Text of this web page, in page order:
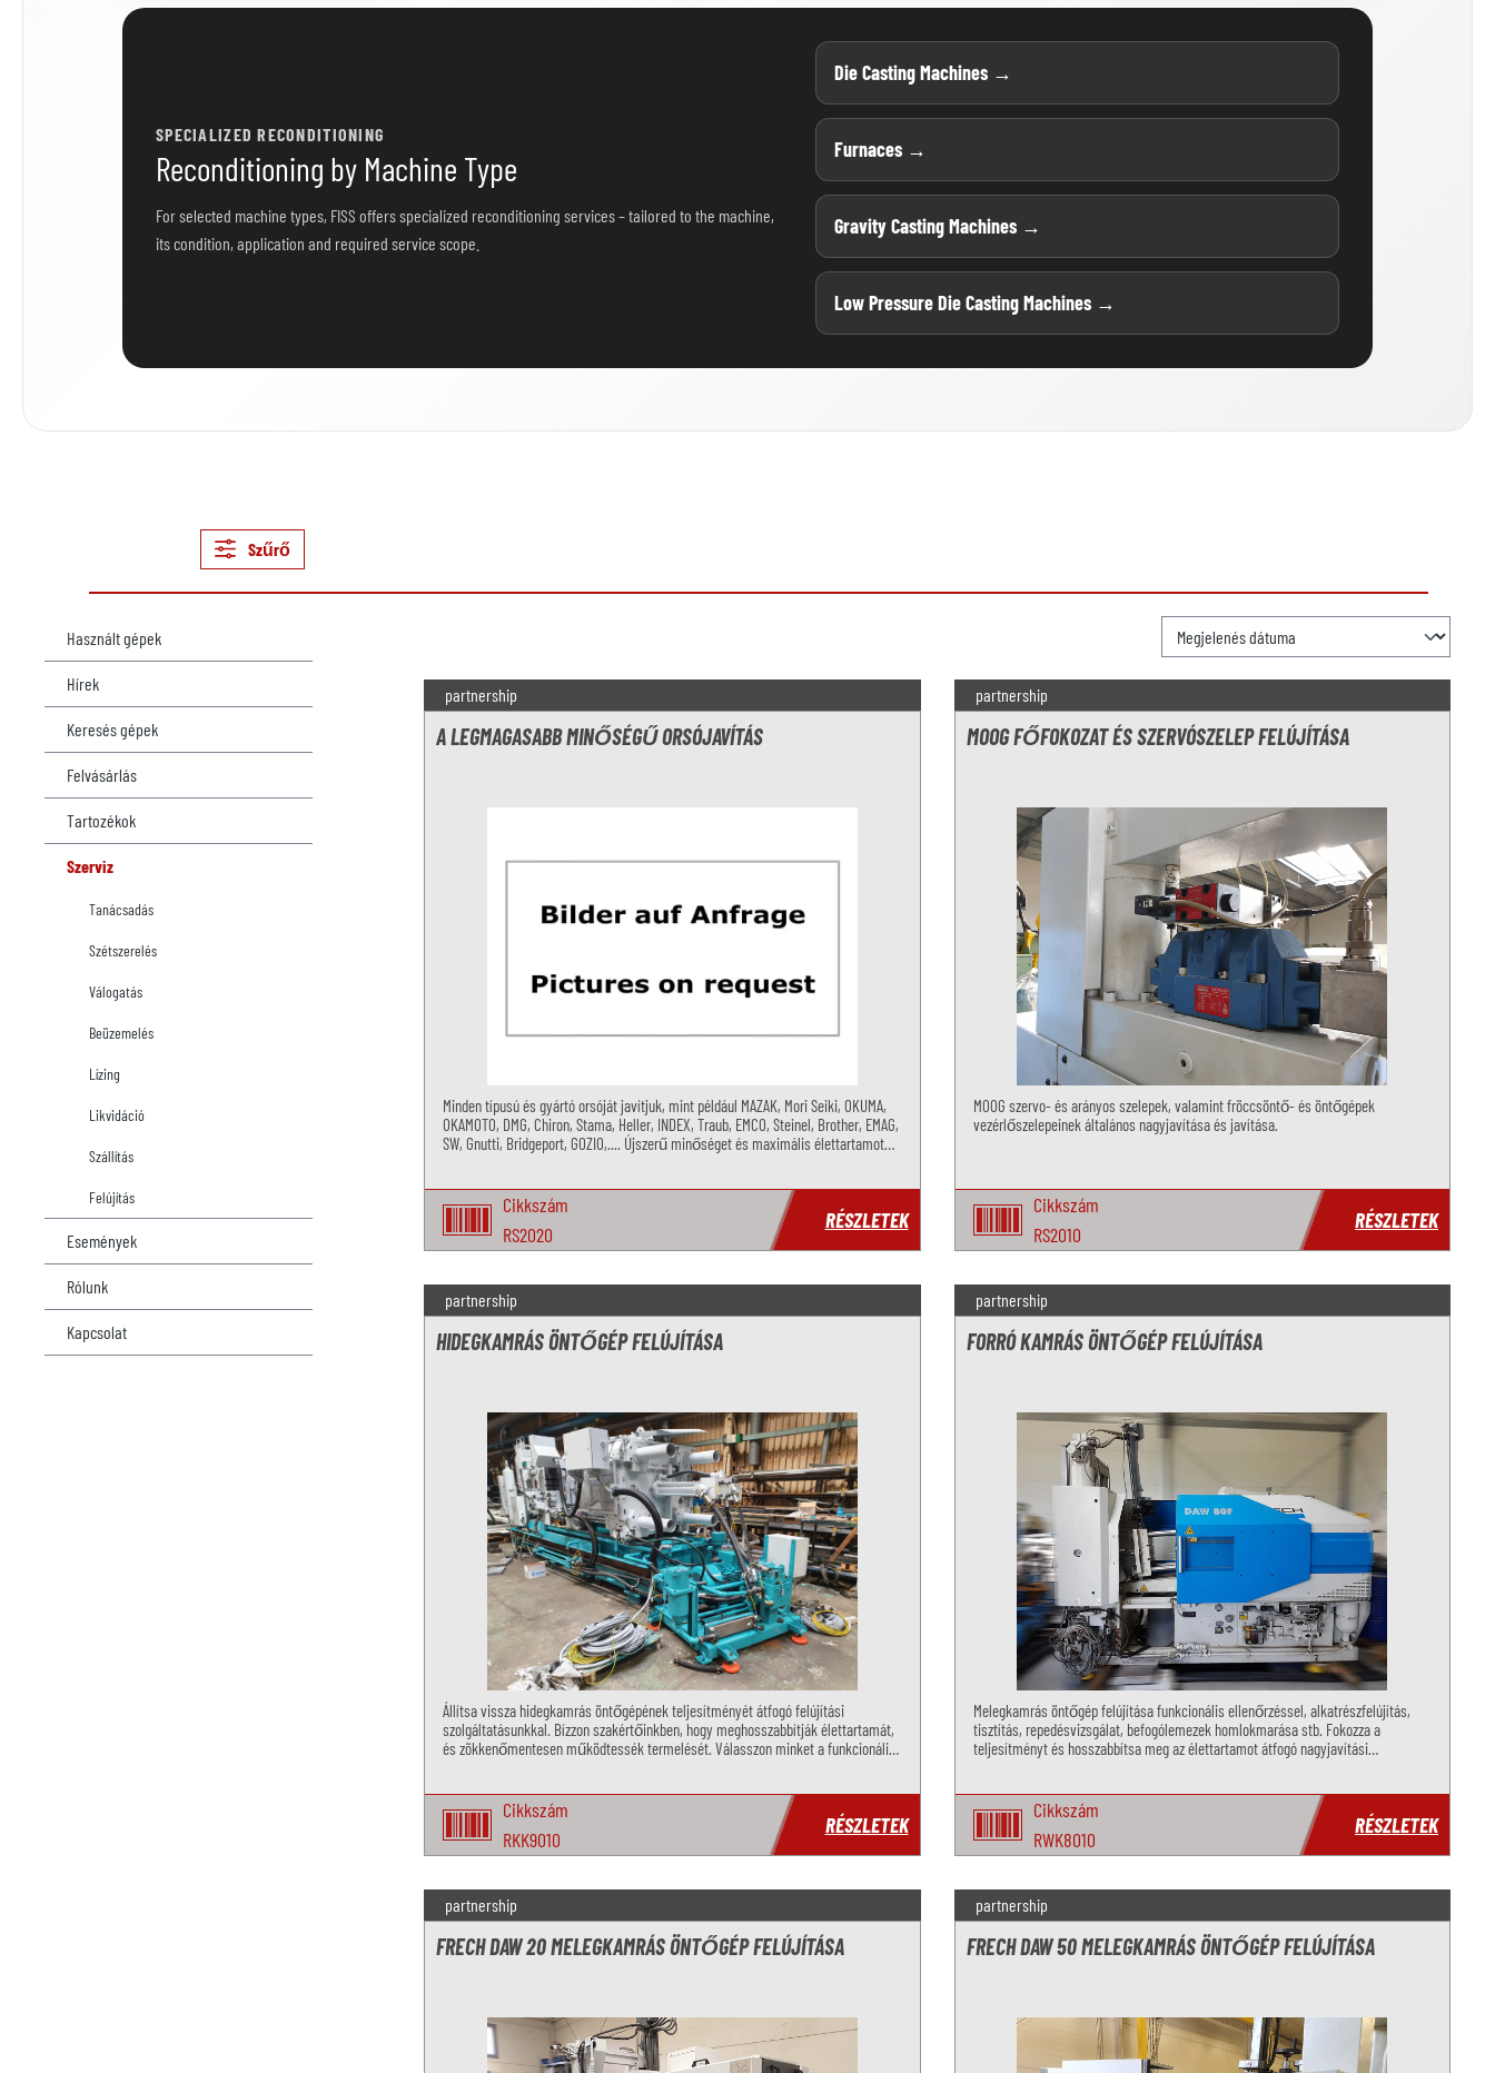
SPECIALIZED RECONDITIONING
Reconditioning by Machine Type
For selected machine types, FISS offers specialized reconditioning services – tailored to the machine,
its condition, application and required service scope.
Die Casting Machines →
Furnaces →
Gravity Casting Machines →
Low Pressure Die Casting Machines →
Szűrő
Használt gépek
Hírek
Keresés gépek
Felvásárlás
Tartozékok
Szerviz
Tanácsadás
Szétszerelés
Válogatás
Beüzemelés
Lízing
Likvidáció
Szállítás
Felújítás
Események
Rólunk
Kapcsolat
partnership
A LEGMAGASABB MINŐSÉGŰ ORSÓJAVÍTÁS
Minden típusú és gyártó orsóját javítjuk, mint például MAZAK, Mori Seiki, OKUMA,
OKAMOTO, DMG, Chiron, Stama, Heller, INDEX, Traub, EMCO, Steinel, Brother, EMAG,
SW, Gnutti, Bridgeport, GOZIO,.... Újszerű minőséget és maximális élettartamot
Cikkszám
RS2020
RÉSZLETEK
partnership
MOOG FŐFOKOZAT ÉS SZERVÓSZELEP FELÚJÍTÁSA
MOOG szervo- és arányos szelepek, valamint fröccsöntő- és öntőgépek
vezérlőszelepeinek általános nagyjavítása és javítása.
Cikkszám
RS2010
RÉSZLETEK
partnership
HIDEGKAMRÁS ÖNTŐGÉP FELÚJÍTÁSA
Állítsa vissza hidegkamrás öntőgépének teljesítményét átfogó felújítási
szolgáltatásunkkal. Bízzon szakértőinkben, hogy meghosszabbítják élettartamát,
és zökkenőmentesen működtessék termelését. Válasszon minket a funkcionális
Cikkszám
RKK9010
RÉSZLETEK
partnership
FORRÓ KAMRÁS ÖNTŐGÉP FELÚJÍTÁSA
Melegkamrás öntőgép felújítása funkcionális ellenőrzéssel, alkatrészfelújítás,
tisztítás, repedésvizsgálat, befogólemezek homlokmarása stb. Fokozza a
teljesítményt és hosszabbítsa meg az élettartamot átfogó nagyjavítási
Cikkszám
RWK8010
RÉSZLETEK
partnership
FRECH DAW 20 MELEGKAMRÁS ÖNTŐGÉP FELÚJÍTÁSA
partnership
FRECH DAW 50 MELEGKAMRÁS ÖNTŐGÉP FELÚJÍTÁSA